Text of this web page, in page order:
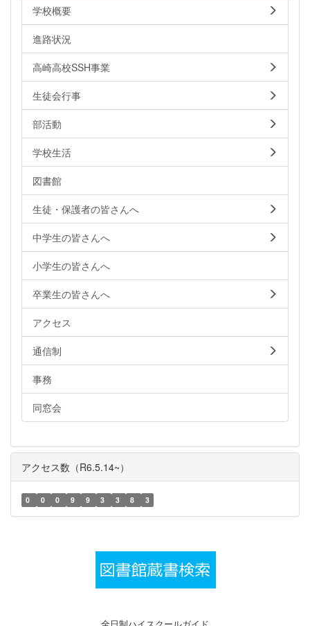
学校概要
進路状況
高崎高校SSH事業
生徒会行事
部活動
学校生活
図書館
生徒・保護者の皆さんへ
中学生の皆さんへ
小学生の皆さんへ
卒業生の皆さんへ
アクセス
通信制
事務
同窓会
アクセス数（R6.5.14~）
0 0 0 9 9 3 3 8 3